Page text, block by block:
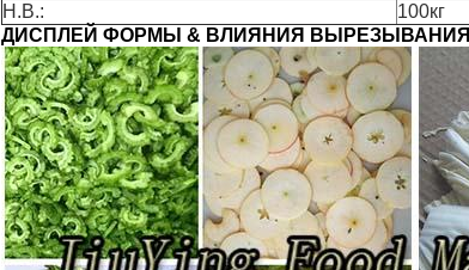
Н.В.:
100кг
ДИСПЛЕЙ ФОРМЫ & ВЛИЯНИЯ ВЫРЕЗЫВАНИЯ